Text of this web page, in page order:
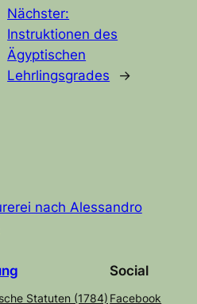
Nächster:
Instruktionen des
Ägyptischen
Lehrlingsgrades
→
nach Alessandro
Statuten (1784)
Social
Facebook